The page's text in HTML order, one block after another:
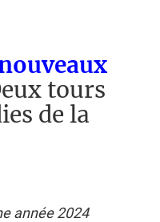
tours
de la
année 2024